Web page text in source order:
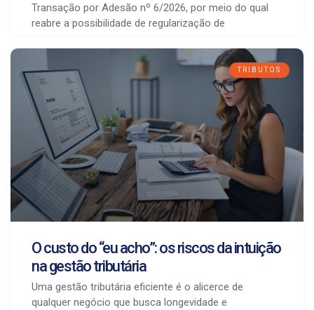
Transação por Adesão nº 6/2026, por meio do qual
reabre a possibilidade de regularização de
TRIBUTOS
O custo do “eu acho”: os riscos da intuição
na gestão tributária
Uma gestão tributária eficiente é o alicerce de
qualquer negócio que busca longevidade e